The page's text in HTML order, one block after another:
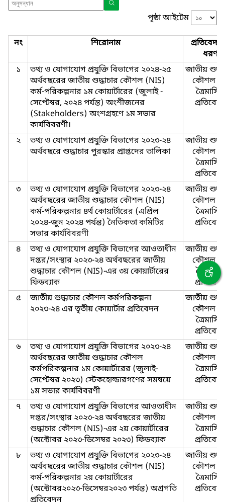
পৃষ্ঠা আইটেম
নং শিরোনাম
ধরণ
১
তথ্য ও যোগাযোগ প্রযুক্তি বিভাগের ২০২৪-২৫
অর্থবছরের জাতীয় শুদ্ধাচার কৌশল (NIS)
কর্ম-পরিকল্পনার ১ম কোয়ার্টারের (জুলাই -
সেপ্টেম্বর, ২০২৪ পর্যন্ত) অংশীজনের
(Stakeholders) অংশগ্রহণে ১ম সভার
কার্যবিবরণী।
জাতীয়
কৌশল
ত্রৈমাসিক
২
তথ্য ও যোগাযোগ প্রযুক্তি বিভাগের ২০২৩-২৪
অর্থবছরে শুদ্ধাচার পুরস্কার প্রাপ্তদের তালিকা
জাতীয়
কৌশল
ত্রৈমাসিক
৩
তথ্য ও যোগাযোগ প্রযুক্তি বিভাগের ২০২৩-২৪
অর্থবছরের জাতীয় শুদ্ধাচার কৌশল (NIS)
কর্ম-পরিকল্পনার ৪র্থ কোয়ার্টারের (এপ্রিল
২০২৪-জুন ২০২৪ পর্যন্ত) নৈতিকতা কমিটির
সভার কার্যবিবরণী
জাতীয়
কৌশল
ত্রৈমাসিক
৪
তথ্য ও যোগাযোগ প্রযুক্তি বিভাগের আওতাধীন
দপ্তর/সংস্থার ২০২৩-২৪ অর্থবছরের জাতীয়
শুদ্ধাচার কৌশল (NIS)-এর ৩য় কোয়ার্টারের
ফিডব্যাক
জাতীয়
কৌশল
ত্রৈমাসিক
৫
জাতীয় শুদ্ধাচার কৌশল কর্মপরিকল্পনা
২০২৩-২৪ এর তৃতীয় কোয়ার্টার প্রতিবেদন
জাতীয়
কৌশল
ত্রৈমাসিক
৬
তথ্য ও যোগাযোগ প্রযুক্তি বিভাগের ২০২৩-২৪
অর্থবছরের জাতীয় শুদ্ধাচার কৌশল
কর্মপরিকল্পনার ১ম কোয়ার্টারের (জুলাই-
সেপ্টেম্বর ২০২৩) স্টেকহোল্ডারগণের সমন্বয়ে
১ম সভার কার্যবিবরণী
জাতীয়
কৌশল
ত্রৈমাসিক
৭
তথ্য ও যোগাযোগ প্রযুক্তি বিভাগের আওতাধীন
দপ্তর/সংস্থার ২০২৩-২৪ অর্থবছরের জাতীয়
শুদ্ধাচার কৌশল (NIS)-এর ২য় কোয়ার্টারের
(অক্টোবর ২০২৩-ডিসেম্বর ২০২৩) ফিডব্যাক
জাতীয়
কৌশল
ত্রৈমাসিক
৮
তথ্য ও যোগাযোগ প্রযুক্তি বিভাগের ২০২৩-২৪
অর্থবছরের জাতীয় শুদ্ধাচার কৌশল (NIS)
কর্ম-পরিকল্পনার ২য় কোয়ার্টারের
(অক্টোবর২০২৩-ডিসেম্বর২০২৩ পর্যন্ত) অগ্রগতি
জাতীয়
কৌশল
ত্রৈমাসিক